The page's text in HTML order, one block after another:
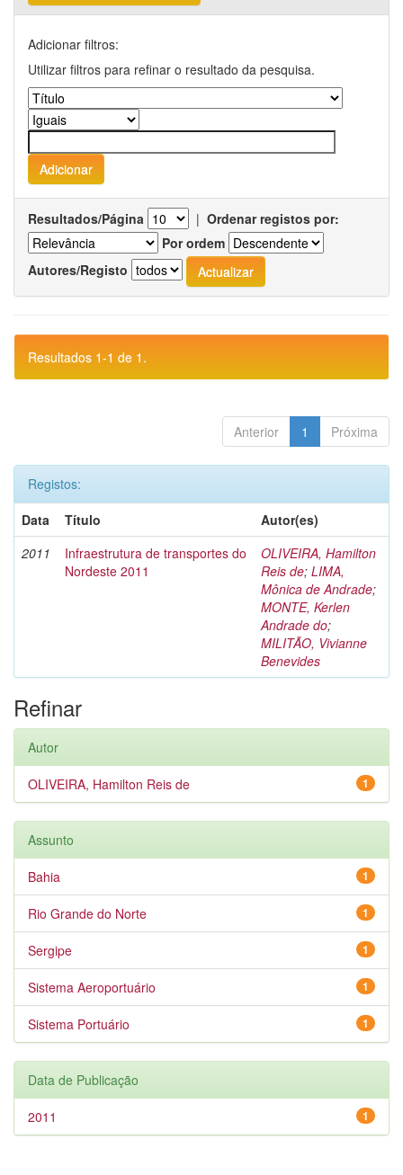
Adicionar filtros:
Utilizar filtros para refinar o resultado da pesquisa.
Resultados/Página | Ordenar registos por:
Por ordem
Autores/Registo
Resultados 1-1 de 1.
Anterior 1 Próxima
Registos:
Data
Título
Autor(es)
2011
Infraestrutura de transportes do
Nordeste 2011
OLIVEIRA, Hamilton
Reis de; LIMA,
Mônica de Andrade;
MONTE, Kerlen
Andrade do;
MILITÃO, Vivianne
Benevides
Refinar
Autor
1
OLIVEIRA, Hamilton Reis de
Assunto
1
Bahia
1
Rio Grande do Norte
1
Sergipe
1
Sistema Aeroportuário
1
Sistema Portuário
Data de Publicação
1
2011